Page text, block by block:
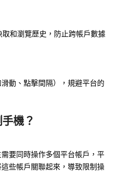
和瀏覽歷史，防止跨帳戶數據
動、點擊間隔），規避平台的
機？
要同時操作多個平台帳戶，平
些帳戶關聯起來，導致限制操